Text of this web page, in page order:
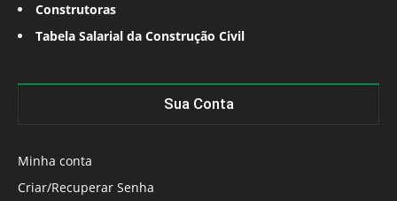
Construtoras
Tabela Salarial da Construção Civil
Sua Conta
Minha conta
Criar/Recuperar Senha